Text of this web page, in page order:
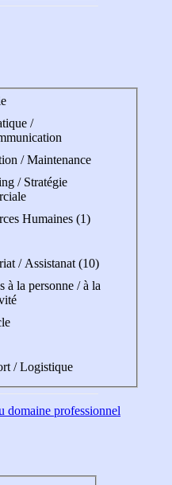
/
/ Maintenance
/ Stratégie
Humaines (1)
/ Assistanat (10)
à la personne / à la
/ Logistique
domaine professionnel